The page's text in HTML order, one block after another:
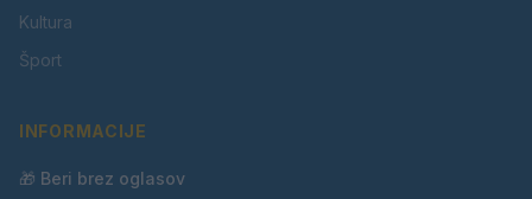
Kultura
Šport
INFORMACIJE
🎁 Beri brez oglasov